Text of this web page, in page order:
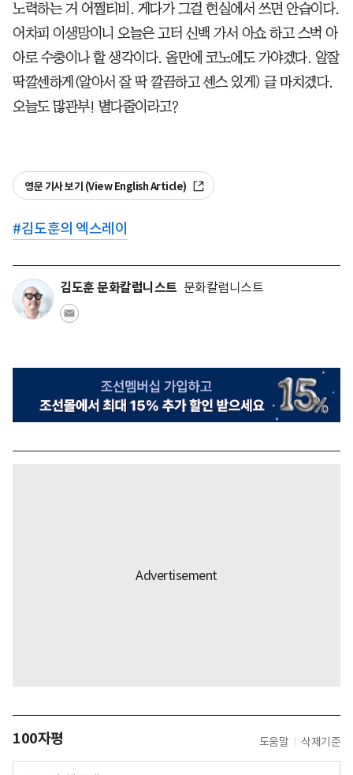
노력하는 거 어쩔티비. 게다가 그걸 현실에서 쓰면 안습이다.
어차피 이생망이니 오늘은 고터 신백 가서 아쇼 하고 스벅 아
아로 수충이나 할 생각이다. 올만에 코노에도 가야겠다. 알잘
딱깔센하게(알아서 잘 딱 깔끔하고 센스 있게) 글 마치겠다.
오늘도 많관부! 별다줄이라고?
영문 기사 보기 (View English Article)
#김도훈의 엑스레이
김도훈 문화칼럼니스트 문화칼럼니스트
100자평 도움말 삭제기준